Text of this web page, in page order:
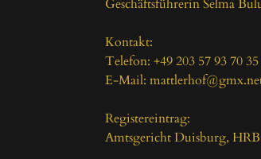
Geschäftsführerin Selma
Kontakt:
Telefon: +49 203 57 93 70 35
E-Mail:
Registereintrag:
Amtsgericht Duisburg, HRB